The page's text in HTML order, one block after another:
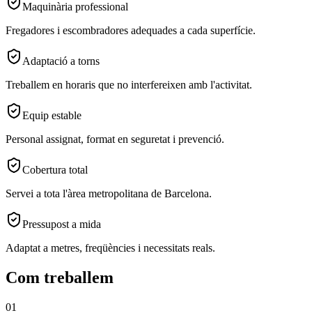
Maquinària professional
Fregadores i escombradores adequades a cada superfície.
Adaptació a torns
Treballem en horaris que no interfereixen amb l'activitat.
Equip estable
Personal assignat, format en seguretat i prevenció.
Cobertura total
Servei a tota l'àrea metropolitana de Barcelona.
Pressupost a mida
Adaptat a metres, freqüències i necessitats reals.
Com treballem
01